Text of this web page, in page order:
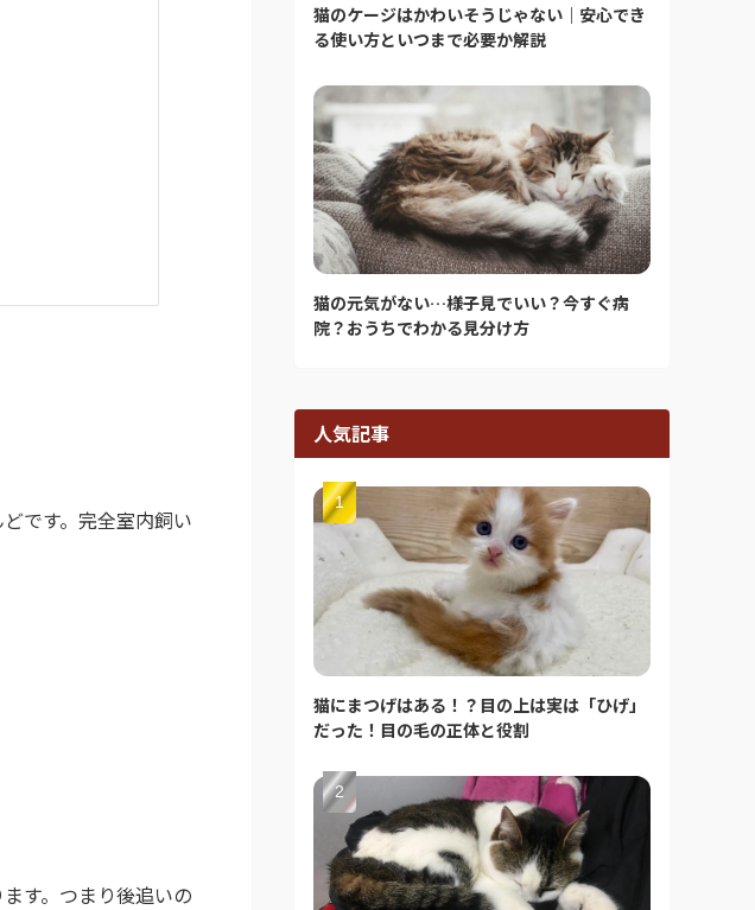
です。完全室内飼い
す。つまり後追いの
猫のケージはかわいそうじゃない｜安心でき
る使い方といつまで必要か解説
猫の元気がない…様子見でいい？今すぐ病
院？おうちでわかる見分け方
人気記事
猫にまつげはある！？目の上は実は「ひげ」
だった！目の毛の正体と役割